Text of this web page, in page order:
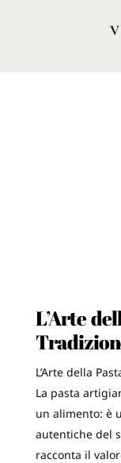
L’Arte
L’Arte della
La pasta
un alimento: è
autentiche del
racconta il